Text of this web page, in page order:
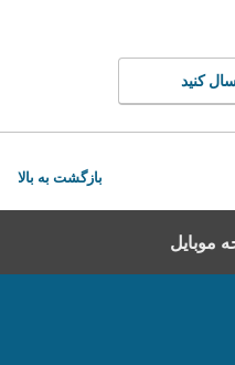
کنید
بازگشت به بالا
موبایل